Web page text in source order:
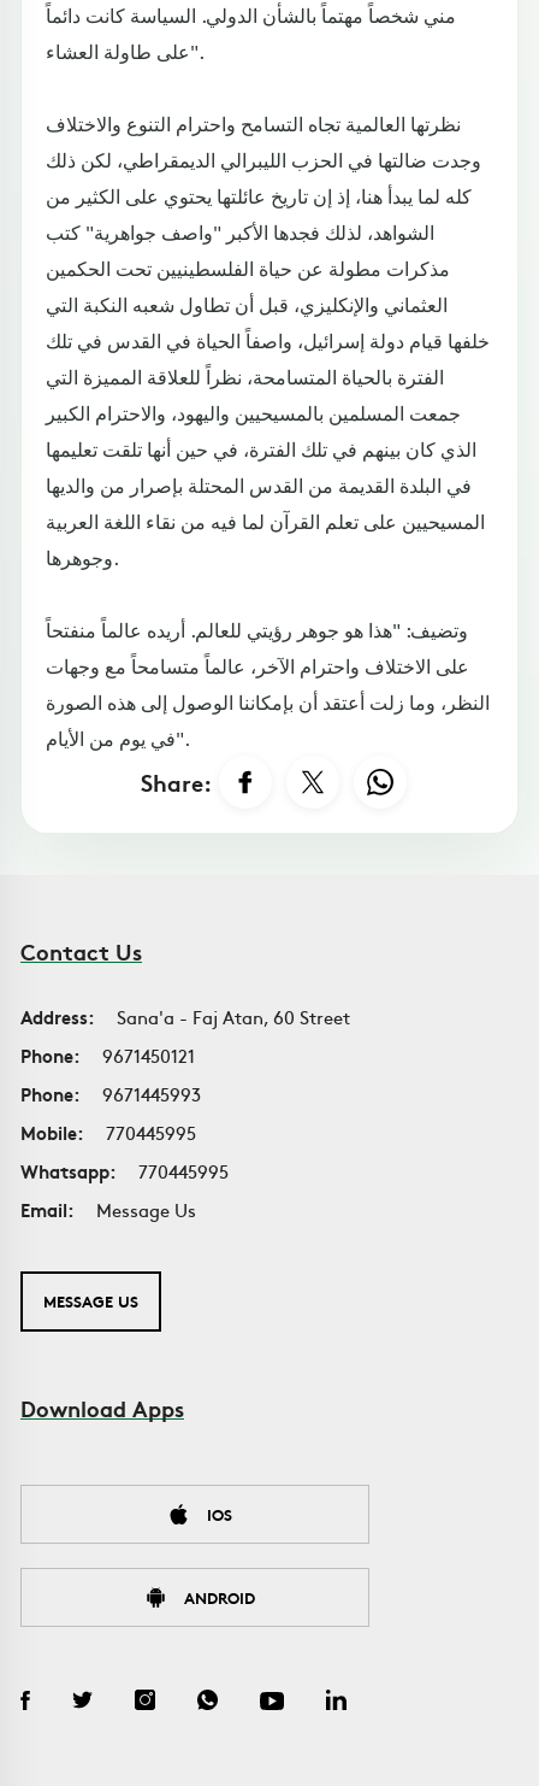
مني شخصاً مهتماً بالشأن الدولي. السياسة كانت دائماً
على طاولة العشاء".
نظرتها العالمية تجاه التسامح واحترام التنوع والاختلاف
وجدت ضالتها في الحزب الليبرالي الديمقراطي، لكن ذلك
كله لما يبدأ هنا، إذ إن تاريخ عائلتها يحتوي على الكثير من
الشواهد، لذلك فجدها الأكبر "واصف جواهرية" كتب
مذكرات مطولة عن حياة الفلسطينيين تحت الحكمين
العثماني والإنكليزي، قبل أن تطاول شعبه النكبة التي
خلفها قيام دولة إسرائيل، واصفاً الحياة في القدس في تلك
الفترة بالحياة المتسامحة، نظراً للعلاقة المميزة التي
جمعت المسلمين بالمسيحيين واليهود، والاحترام الكبير
الذي كان بينهم في تلك الفترة، في حين أنها تلقت تعليمها
في البلدة القديمة من القدس المحتلة بإصرار من والديها
المسيحيين على تعلم القرآن لما فيه من نقاء اللغة العربية
وجوهرها.
وتضيف: "هذا هو جوهر رؤيتي للعالم. أريده عالماً منفتحاً
على الاختلاف واحترام الآخر، عالماً متسامحاً مع وجهات
النظر، وما زلت أعتقد أن بإمكاننا الوصول إلى هذه الصورة
في يوم من الأيام".
Share:
Contact Us
Address:
Sana'a - Faj Atan, 60 Street
Phone:
9671450121
Phone:
9671445993
Mobile:
770445995
Whatsapp:
770445995
Email:
Message Us
MESSAGE US
Download Apps
IOS
ANDROID